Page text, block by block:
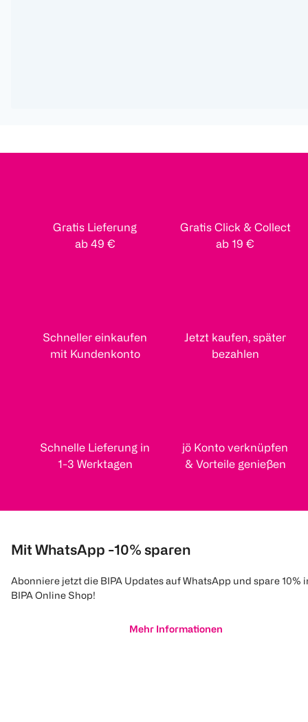
Gratis Lieferung
ab 49 €
Gratis Click & Collect
ab 19 €
Schneller einkaufen
mit Kundenkonto
Jetzt kaufen, später
bezahlen
Schnelle Lieferung in
1-3 Werktagen
jö Konto verknüpfen
& Vorteile genießen
Mit WhatsApp -10% sparen
Abonniere jetzt die BIPA Updates auf WhatsApp und spare 10%
BIPA Online Shop!
Mehr Informationen